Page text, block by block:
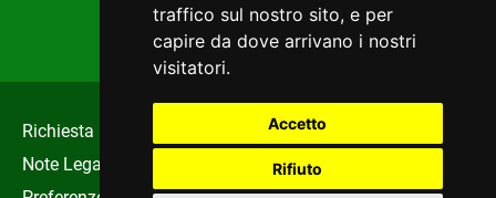
traffico sul nostro sito, e per
capire da dove arrivano i nostri
visitatori.
Accetto
Rifiuto
Richiesta Informazioni Privacy|
Note Legali
Dichiarazione Di Accessibilità